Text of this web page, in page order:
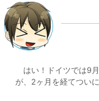
はい！ドイツでは9
が、2ヶ月を経てつい